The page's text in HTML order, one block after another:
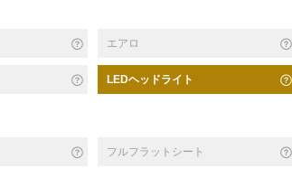
エアロ
LEDヘッドライト
フルフラットシート